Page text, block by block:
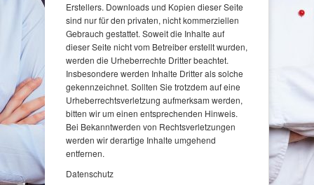
Erstellers. Downloads und Kopien dieser Seite
sind nur für den privaten, nicht kommerziellen
Gebrauch gestattet. Soweit die Inhalte auf
dieser Seite nicht vom Betreiber erstellt wurden,
werden die Urheberrechte Dritter beachtet.
Insbesondere werden Inhalte Dritter als solche
gekennzeichnet. Sollten Sie trotzdem auf eine
Urheberrechtsverletzung aufmerksam werden,
bitten wir um einen entsprechenden Hinweis.
Bei Bekanntwerden von Rechtsverletzungen
werden wir derartige Inhalte umgehend
entfernen.
Datenschutz